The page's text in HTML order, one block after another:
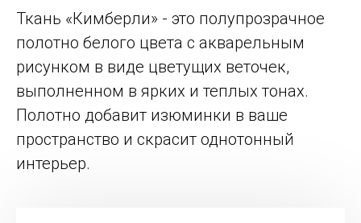
Ткань «Кимберли» - это полупрозрачное
полотно белого цвета с акварельным
рисунком в виде цветущих веточек,
выполненном в ярких и теплых тонах.
Полотно добавит изюминки в ваше
пространство и скрасит однотонный
интерьер.